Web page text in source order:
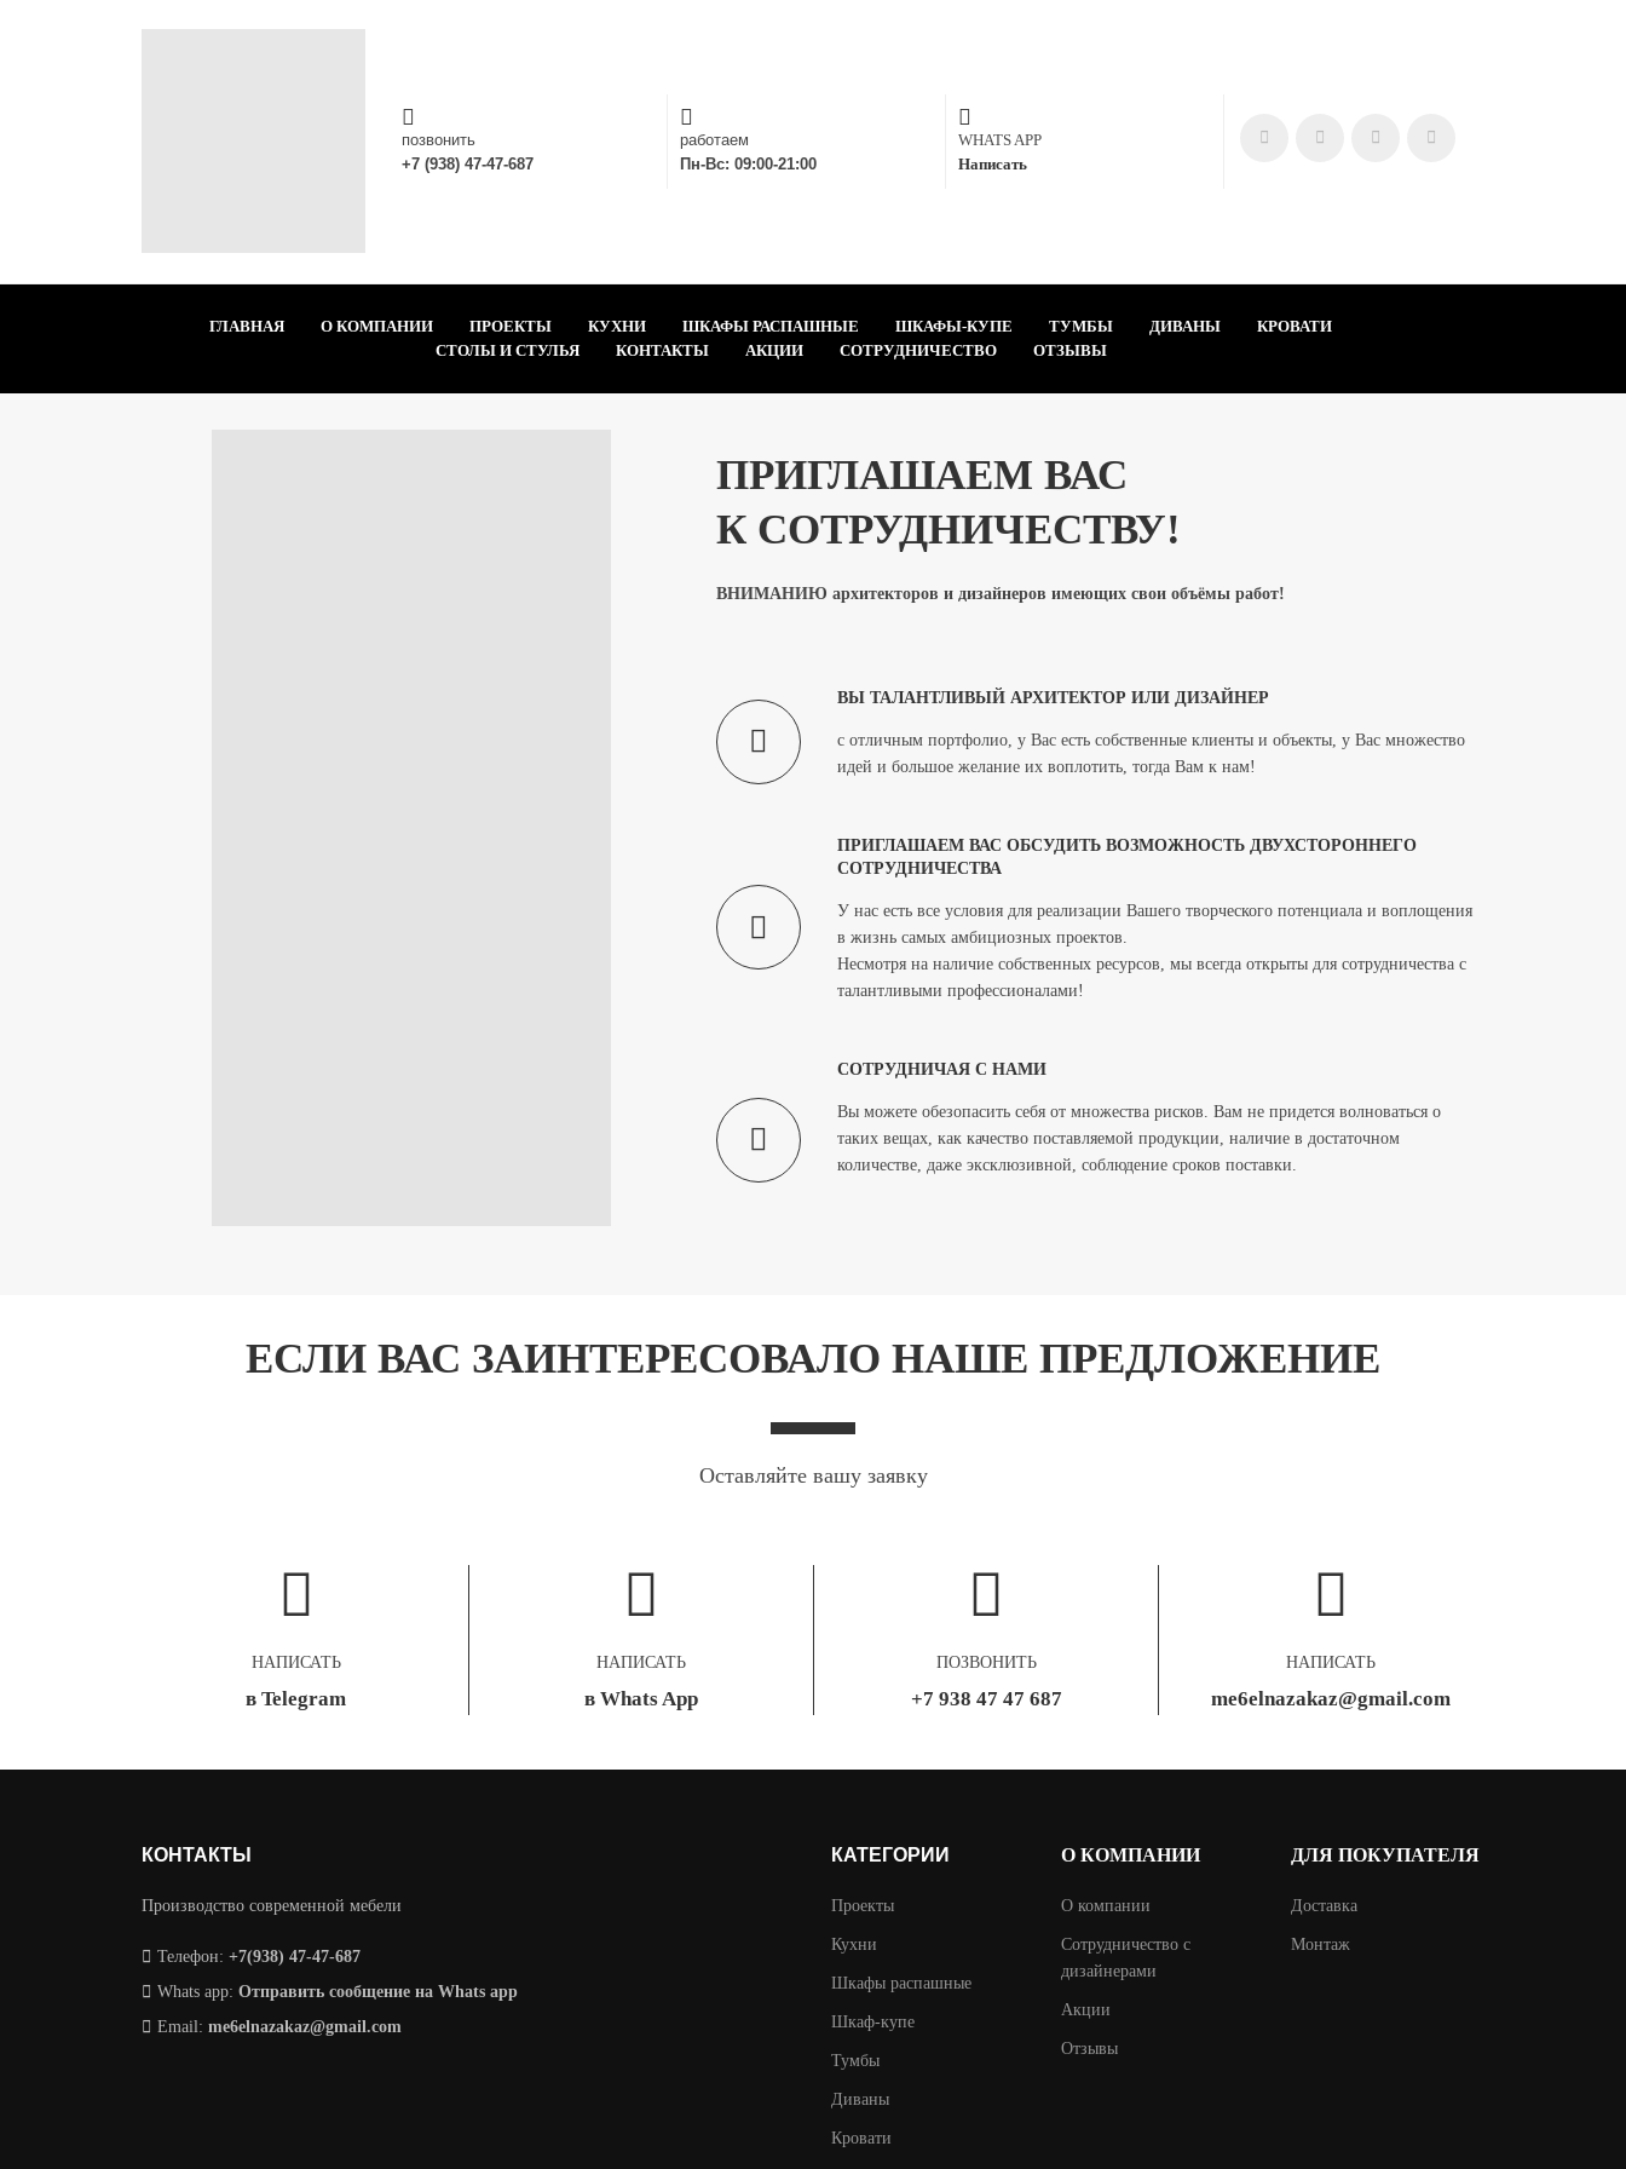
позвонить
+7 (938) 47-47-687
работаем
Пн-Вс: 09:00-21:00
WHATS APP
Написать
ГЛАВНАЯ О КОМПАНИИ ПРОЕКТЫ КУХНИ ШКАФЫ РАСПАШНЫЕ ШКАФЫ-КУПЕ ТУМБЫ ДИВАНЫ
КРОВАТИ
СТОЛЫ И СТУЛЬЯ
КОНТАКТЫ АКЦИИ СОТРУДНИЧЕСТВО ОТЗЫВЫ
ПРИГЛАШАЕМ ВАС
К СОТРУДНИЧЕСТВУ!
ВНИМАНИЮ архитекторов и дизайнеров имеющих свои объёмы работ!
ВЫ ТАЛАНТЛИВЫЙ АРХИТЕКТОР ИЛИ ДИЗАЙНЕР
с отличным портфолио, у Вас есть собственные клиенты и объекты, у Вас множество
идей и большое желание их воплотить, тогда Вам к нам!
ПРИГЛАШАЕМ ВАС ОБСУДИТЬ ВОЗМОЖНОСТЬ ДВУХСТОРОННЕГО
СОТРУДНИЧЕСТВА
У нас есть все условия для реализации Вашего творческого потенциала и воплощения
в жизнь самых амбициозных проектов.
Несмотря на наличие собственных ресурсов, мы всегда открыты для сотрудничества с
талантливыми профессионалами!
СОТРУДНИЧАЯ С НАМИ
Вы можете обезопасить себя от множества рисков. Вам не придется волноваться о
таких вещах, как качество поставляемой продукции, наличие в достаточном
количестве, даже эксклюзивной, соблюдение сроков поставки.
ЕСЛИ ВАС ЗАИНТЕРЕСОВАЛО НАШЕ ПРЕДЛОЖЕНИЕ
Оставляйте вашу заявку
НАПИСАТЬ
в Telegram
НАПИСАТЬ
в Whats App
ПОЗВОНИТЬ
+7 938 47 47 687
НАПИСАТЬ
me6elnazakaz@gmail.com
КОНТАКТЫ
Производство современной мебели
Телефон: +7(938) 47-47-687
Whats app: Отправить сообщение на Whats app
Email: me6elnazakaz@gmail.com
КАТЕГОРИИ
Проекты
Кухни
Шкафы распашные
Шкаф-купе
Тумбы
Диваны
Кровати
О КОМПАНИИ
О компании
Сотрудничество с
дизайнерами
Акции
Отзывы
ДЛЯ ПОКУПАТЕЛЯ
Доставка
Монтаж